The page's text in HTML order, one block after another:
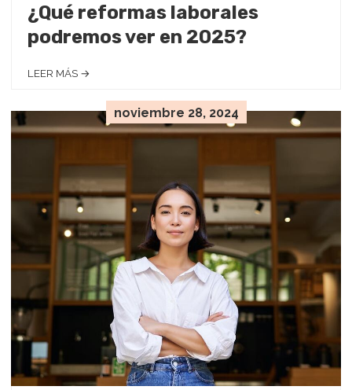
¿Qué reformas laborales
podremos ver en 2025?
LEER MÁS →
noviembre 28, 2024